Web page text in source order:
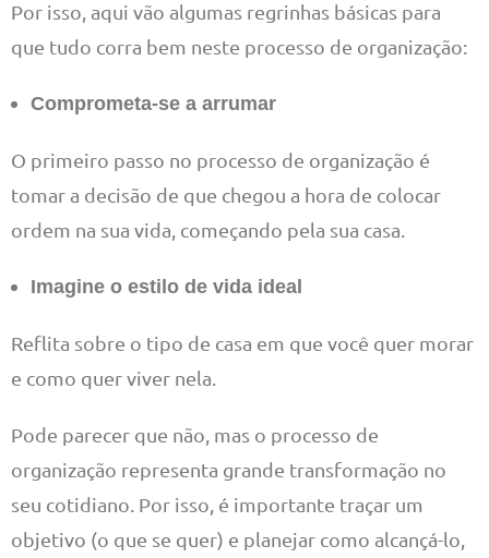
Por isso, aqui vão algumas regrinhas básicas para
que tudo corra bem neste processo de organização:
Comprometa-se a arrumar
O primeiro passo no processo de organização é
tomar a decisão de que chegou a hora de colocar
ordem na sua vida, começando pela sua casa.
Imagine o estilo de vida ideal
Reflita sobre o tipo de casa em que você quer morar
e como quer viver nela.
Pode parecer que não, mas o processo de
organização representa grande transformação no
seu cotidiano. Por isso, é importante traçar um
objetivo (o que se quer) e planejar como alcançá-lo,